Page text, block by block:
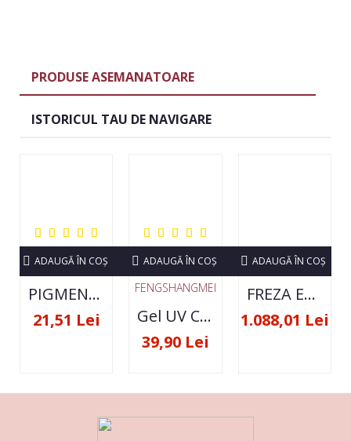
PRODUSE ASEMANATOARE
ISTORICUL TAU DE NAVIGARE
PIGMENT NEON SET 12 CULORI
21,51 Lei
ADAUGĂ ÎN COŞ
FENGSHANGMEI
Gel UV Constructie FSM 50ML - 07
39,90 Lei
ADAUGĂ ÎN COŞ
FREZA ELECTRICA STRONG 210 35000 RPM- ORIGINALA
1.088,01 Lei
ADAUGĂ ÎN COŞ